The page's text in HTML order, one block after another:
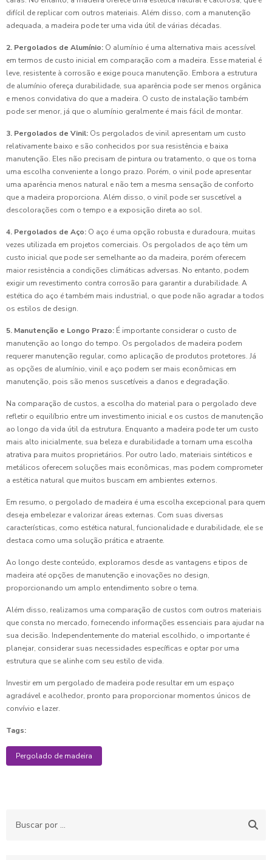
difícil de replicar com outros materiais. Além disso, com a manutenção
adequada, a madeira pode ter uma vida útil de várias décadas.
2. Pergolados de Alumínio: O alumínio é uma alternativa mais acessível
em termos de custo inicial em comparação com a madeira. Esse material é
leve, resistente à corrosão e exige pouca manutenção. Embora a estrutura
de alumínio ofereça durabilidade, sua aparência pode ser menos orgânica
e menos convidativa do que a madeira. O custo de instalação também
pode ser menor, já que o alumínio geralmente é mais fácil de montar.
3. Pergolados de Vinil: Os pergolados de vinil apresentam um custo
relativamente baixo e são conhecidos por sua resistência e baixa
manutenção. Eles não precisam de pintura ou tratamento, o que os torna
uma escolha conveniente a longo prazo. Porém, o vinil pode apresentar
uma aparência menos natural e não tem a mesma sensação de conforto
que a madeira proporciona. Além disso, o vinil pode ser suscetível a
descolorações com o tempo e a exposição direta ao sol.
4. Pergolados de Aço: O aço é uma opção robusta e duradoura, muitas
vezes utilizada em projetos comerciais. Os pergolados de aço têm um
custo inicial que pode ser semelhante ao da madeira, porém oferecem
maior resistência a condições climáticas adversas. No entanto, podem
exigir um revestimento contra corrosão para garantir a durabilidade. A
estética do aço é também mais industrial, o que pode não agradar a todos
os estilos de design.
5. Manutenção e Longo Prazo: É importante considerar o custo de
manutenção ao longo do tempo. Os pergolados de madeira podem
requerer manutenção regular, como aplicação de produtos protetores. Já
as opções de alumínio, vinil e aço podem ser mais econômicas em
manutenção, pois são menos suscetíveis a danos e degradação.
Na comparação de custos, a escolha do material para o pergolado deve
refletir o equilíbrio entre um investimento inicial e os custos de manutenção
ao longo da vida útil da estrutura. Enquanto a madeira pode ter um custo
mais alto inicialmente, sua beleza e durabilidade a tornam uma escolha
atrativa para muitos proprietários. Por outro lado, materiais sintéticos e
metálicos oferecem soluções mais econômicas, mas podem comprometer
a estética natural que muitos buscam em ambientes externos.
Em resumo, o pergolado de madeira é uma escolha excepcional para quem
deseja embelezar e valorizar áreas externas. Com suas diversas
características, como estética natural, funcionalidade e durabilidade, ele se
destaca como uma solução prática e atraente.
Ao longo deste conteúdo, exploramos desde as vantagens e tipos de
madeira até opções de manutenção e inovações no design,
proporcionando um amplo entendimento sobre o tema.
Além disso, realizamos uma comparação de custos com outros materiais
que consta no mercado, fornecendo informações essenciais para ajudar na
sua decisão. Independentemente do material escolhido, o importante é
planejar, considerar suas necessidades específicas e optar por uma
estrutura que se alinhe com seu estilo de vida.
Investir em um pergolado de madeira pode resultar em um espaço
agradável e acolhedor, pronto para proporcionar momentos únicos de
convívio e lazer.
Tags:
Pergolado de madeira